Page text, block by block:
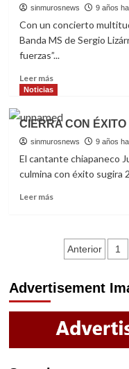
CULIACÁN
EN
CONCIERTO
sinmurosnews 9 años
Con un concierto
Banda MS de Sergio
fuerzas”...
Leer másRead
more
BANDA
MS
INICIA
“TOUR
SUS
Noticias
CIERRA CON
sinmurosnews 9 años
El cantante chiapaneco
culmina con éxito sugira
Leer másRead
CON
ÉXITO
ÁLVAREZ
2017
Anterior 1
Advertisement